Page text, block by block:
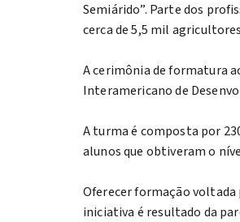
Semiárido”. Parte dos
cerca de 5,5 mil
A cerimônia de formatura
Interamericano de
A turma é composta por
alunos que obtiveram o
Oferecer formação voltada
iniciativa é resultado da